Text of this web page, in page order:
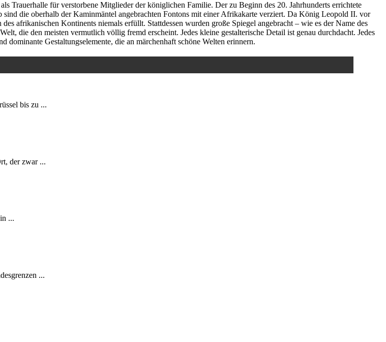
Trauerhalle für verstorbene Mitglieder der königlichen Familie. Der zu Beginn des 20. Jahrhunderts errichtete
die oberhalb der Kaminmäntel angebrachten Fontons mit einer Afrikakarte verziert. Da König Leopold II. vor
afrikanischen Kontinents niemals erfüllt. Stattdessen wurden große Spiegel angebracht – wie es der Name des
die den meisten vermutlich völlig fremd erscheint. Jedes kleine gestalterische Detail ist genau durchdacht. Jedes
Gestaltungselemente, die an märchenhaft schöne Welten erinnern.
bis zu ...
der zwar ...
...
...